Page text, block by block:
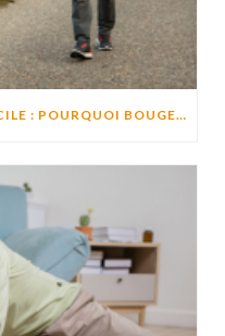
ACTIVITÉ PHYSIQUE À DOMICILE : POURQUOI BOUGER CHAQUE JOUR AIDE À PRÉSERVER L’AUTONOMIE ?